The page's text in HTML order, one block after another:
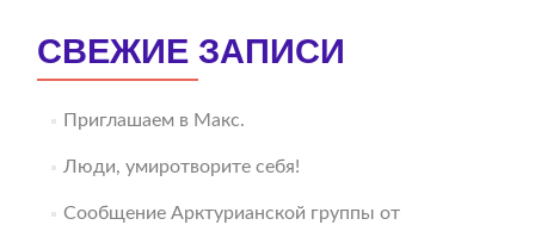
СВЕЖИЕ ЗАПИСИ
Приглашаем в Макс.
Люди, умиротворите себя!
Сообщение Арктурианской группы от